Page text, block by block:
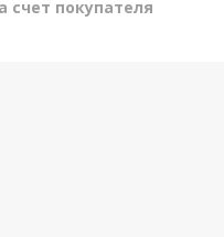
счет покупателя